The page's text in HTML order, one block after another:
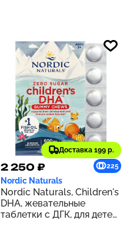
Доставка 199 р.
2 250 ₽ 225
Nordic Naturals
Nordic Naturals, Children's
DHA, жевательные
таблетки с ДГК, для детей